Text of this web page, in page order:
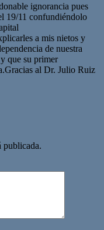
ignorancia pues
19/11 confundiéndolo
a mis nietos y
de nuestra
que su primer
al Dr. Julio Ruiz
publicada.